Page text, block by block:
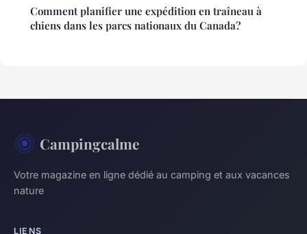
Comment planifier une expédition en traîneau à
chiens dans les parcs nationaux du Canada?
Campingcalme
Votre magazine en ligne dédié au camping et aux vacances
nature
LIENS